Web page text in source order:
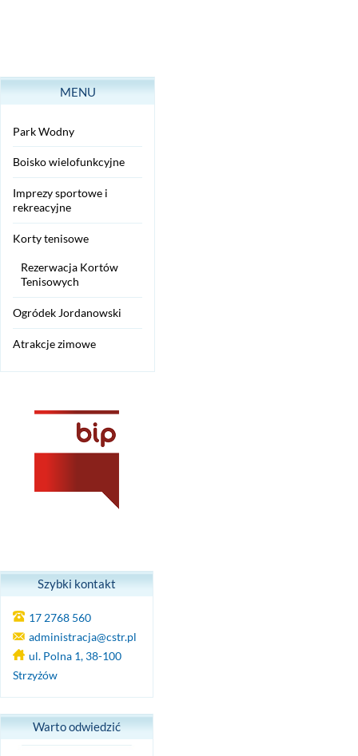
MENU
Park Wodny
Boisko wielofunkcyjne
Imprezy sportowe i
rekreacyjne
Korty tenisowe
Rezerwacja Kortów
Tenisowych
Ogródek Jordanowski
Atrakcje zimowe
Szybki kontakt
17 2768 560
administracja@cstr.pl
ul. Polna 1, 38-100
Strzyżów
Warto odwiedzić